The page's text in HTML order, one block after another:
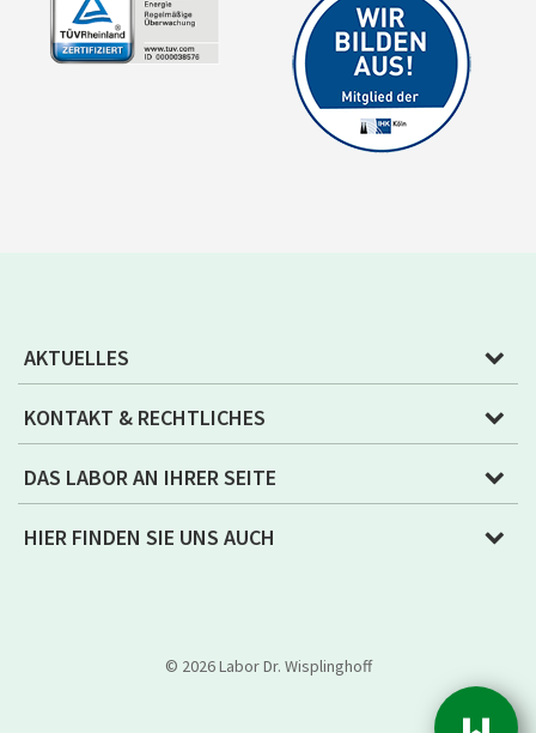
AKTUELLES
KONTAKT & RECHTLICHES
DAS LABOR AN IHRER SEITE
HIER FINDEN SIE UNS AUCH
© 2026 Labor Dr. Wisplinghoff